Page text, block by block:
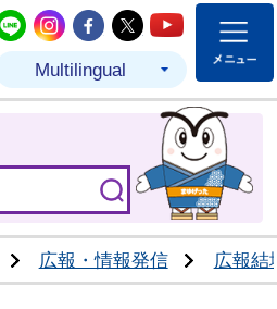
結城市公式LINE
結城市公式Instagram
結城市公式
結城市公式
結城市
Multilingual
広報・情報発信 広報結